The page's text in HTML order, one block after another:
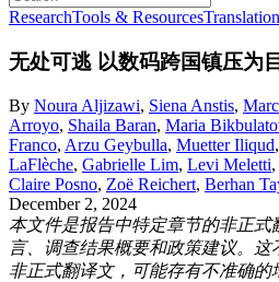
ResearchTools & Resources
无处可逃 以数码跨国镇压为
By Noura Aljizawi, Siena Anstis,
Arroyo, Shaila Baran, Maria
Franco, Arzu Geybulla, Muetter Iliqud,
LaFlèche, Gabrielle Lim, Levi Meletti,
Claire Posno, Zoë Reichert, Berhan
December 2, 2024
本文件是报告中特定章节的非正
言、调查结果概要和政策建议。
非正式翻译文，可能存有不准确